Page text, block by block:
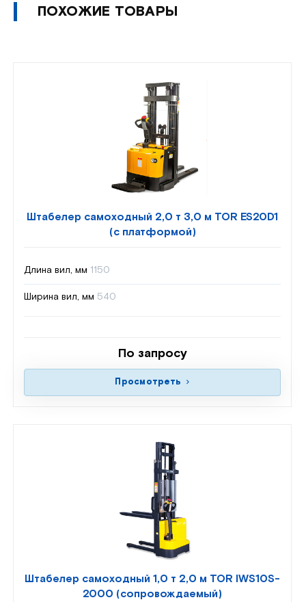
ПОХОЖИЕ ТОВАРЫ
Штабелер самоходный 2,0 т 3,0 м TOR ES20D1
(с платформой)
Длина вил, мм 1150
Ширина вил, мм 540
По запросу
Просмотреть
Штабелер самоходный 1,0 т 2,0 м TOR IWS10S-
2000 (сопровождаемый)